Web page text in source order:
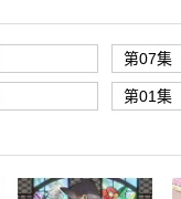
第07集
第01集